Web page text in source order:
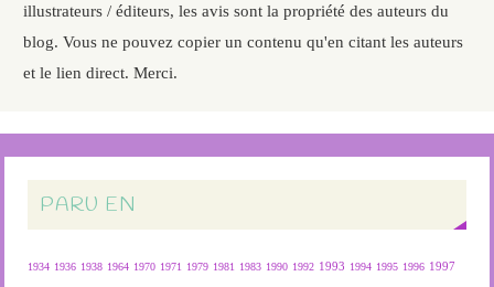
illustrateurs / éditeurs, les avis sont la propriété des auteurs du
blog. Vous ne pouvez copier un contenu qu'en citant les auteurs
et le lien direct. Merci.
PARU EN
1934 1936 1938 1964 1970 1971 1979 1981 1983 1990 1992 1993 1994 1995 1996 1997